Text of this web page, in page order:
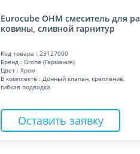
Eurocube OHM смеситель для ра
ковины, сливной гарнитур
Код товара : 23127000
Бренд : Grohe (Германия)
Цвет : Хром
В комплекте : Донный клапан, крепление,
гибкая подводка
Оставить заявку